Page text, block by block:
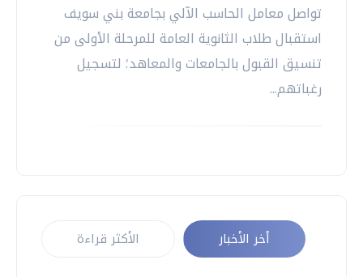
تواصل معامل الحاسب الآلي بجامعة بني سويف
استقبال طلاب الثانوية العامة للمرحلة الأولى من
تنسيق القبول بالجامعات والمعاهد؛ لتسجيل
رغباتهم...
أخر الأخبار الأكثر قراءة